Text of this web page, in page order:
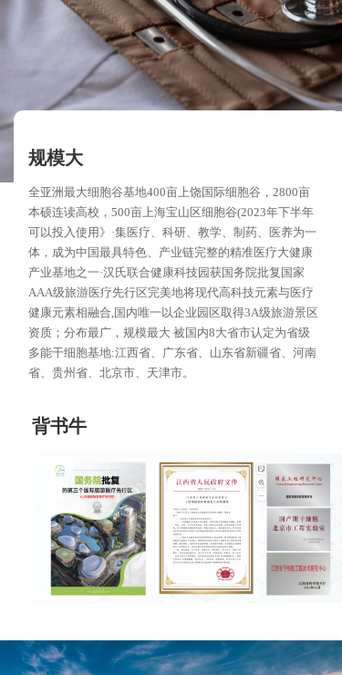
规模大
全亚洲最大细胞谷基地400亩上饶国际细胞谷，2800亩
本硕连读高校，500亩上海宝山区细胞谷(2023年下半年
可以投入使用》·集医疗、科研、教学、制药、医养为一
体，成为中国最具特色、产业链完整的精准医疗大健康
产业基地之一·汉氏联合健康科技园获国务院批复国家
AAA级旅游医疗先行区完美地将现代高科技元素与医疗
健康元素相融合,国内唯一以企业园区取得3A级旅游景区
资质；分布最广，规模最大 被国内8大省市认定为省级
多能干细胞基地:江西省、广东省、山东省新疆省、河南
省、贵州省、北京市、天津市。
背书牛